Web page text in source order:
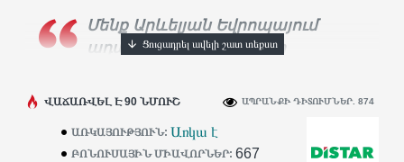
Մենք Արևելյան Եվրոպայում
ադամանդե գործիքների
հազարավոր արհեստավորներ ամեն
իրենց աշխատանքում:
ԱՌԿԱՅՈՒԹՅՈՒՆ: Առկա է
ԲՈՆՈՒՍԱՅԻՆ ՄԻԱՎՈՐՆԵՐ: 667
ՎԱՃԱՌՎԵԼ Է 90 ՆՄՈՒՇ ԱՊՐԱՆՔԻ ԴԻՏՈՒՄՆԵՐ. 874